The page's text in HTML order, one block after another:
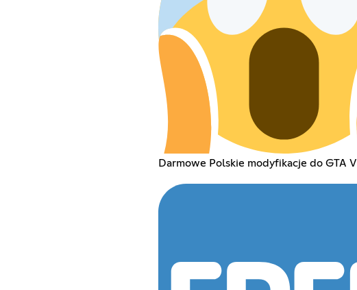
Darmowe Polskie modyfikacje do GTA V